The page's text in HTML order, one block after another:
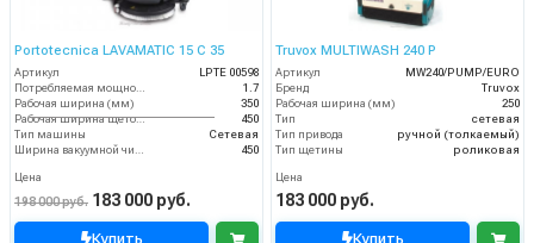
Portotecnica LAVAMATIC 15 C 35
Артикул
LPTE 00598
1.7
Рабочая ширина (мм)
350
Рабочая ширина щеток (мм)
450
Тип машины
Сетевая
450
Цена
198 000 руб. 183 000 руб.
Купить
Truvox MULTIWASH 240 P
Артикул
MW240/PUMP/EURO
Бренд
Truvox
Рабочая ширина (мм)
250
Тип
сетевая
Тип привода
ручной (толкаемый)
Тип щетины
роликовая
Цена
183 000 руб.
Купить